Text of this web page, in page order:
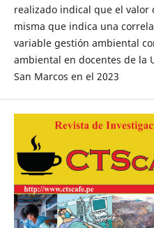
realizado indical que el valor
misma que indica una
variable gestión ambiental
ambiental en docentes de la
San Marcos en el 2023